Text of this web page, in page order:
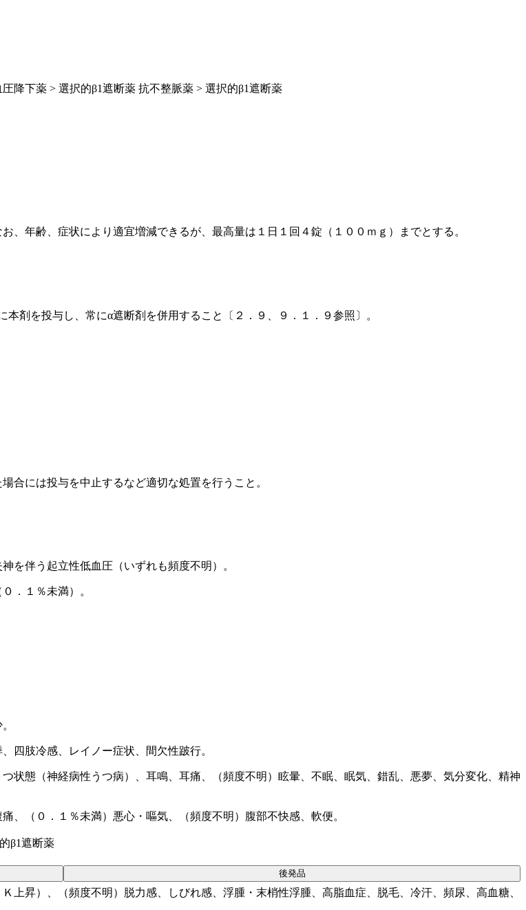
降下薬 > 選択的β1遮断薬 抗不整脈薬 > 選択的β1遮断薬
年齢、症状により適宜増減できるが、最高量は１日１回４錠（１００ｍｇ）までとする。
剤を投与し、常にα遮断剤を併用すること〔２．９、９．１．９参照〕。
合には投与を中止するなど適切な処置を行うこと。
を伴う起立性低血圧（いずれも頻度不明）。
．１％未満）。
四肢冷感、レイノー症状、間欠性跛行。
態（神経病性うつ病）、耳鳴、耳痛、（頻度不明）眩暈、不眠、眠気、錯乱、悪夢、気分変化、精神
（０．１％未満）悪心・嘔気、（頻度不明）腹部不快感、軟便。
昇）、（頻度不明）脱力感、しびれ感、浮腫・末梢性浮腫、高脂血症、脱毛、冷汗、頻尿、高血糖、
β1遮断薬
後発品